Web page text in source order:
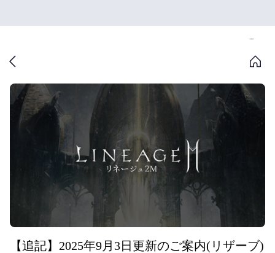
【追記】2025年9月3日更新のご案内(リザーブ)